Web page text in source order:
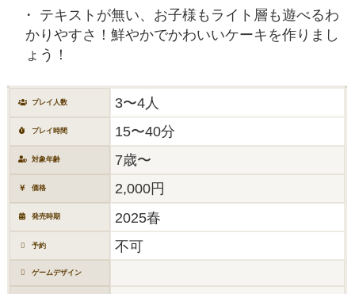
テキストが無い、お子様もライト層も遊べるわ
かりやすさ！鮮やかでかわいいケーキを作りまし
ょう！
プレイ人数 3〜4人
プレイ時間 15〜40分
対象年齢 7歳〜
価格 2,000円
発売時期 2025春
予約 不可
ゲームデザイン